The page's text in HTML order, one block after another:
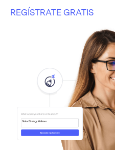
REGÍSTRATE GRATIS